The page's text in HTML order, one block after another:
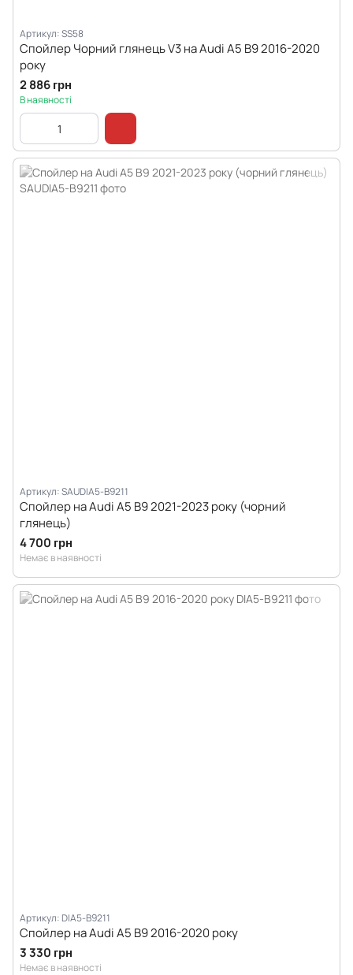
Артикул: SS58
Спойлер Чорний глянець V3 на Audi A5 B9 2016-2020
року
2 886 грн
В наявності
Артикул: SAUDIA5-B9211
Спойлер на Audi A5 B9 2021-2023 року (чорний
глянець)
4 700 грн
Немає в наявності
Артикул: DIA5-B9211
Спойлер на Audi A5 B9 2016-2020 року
3 330 грн
Немає в наявності